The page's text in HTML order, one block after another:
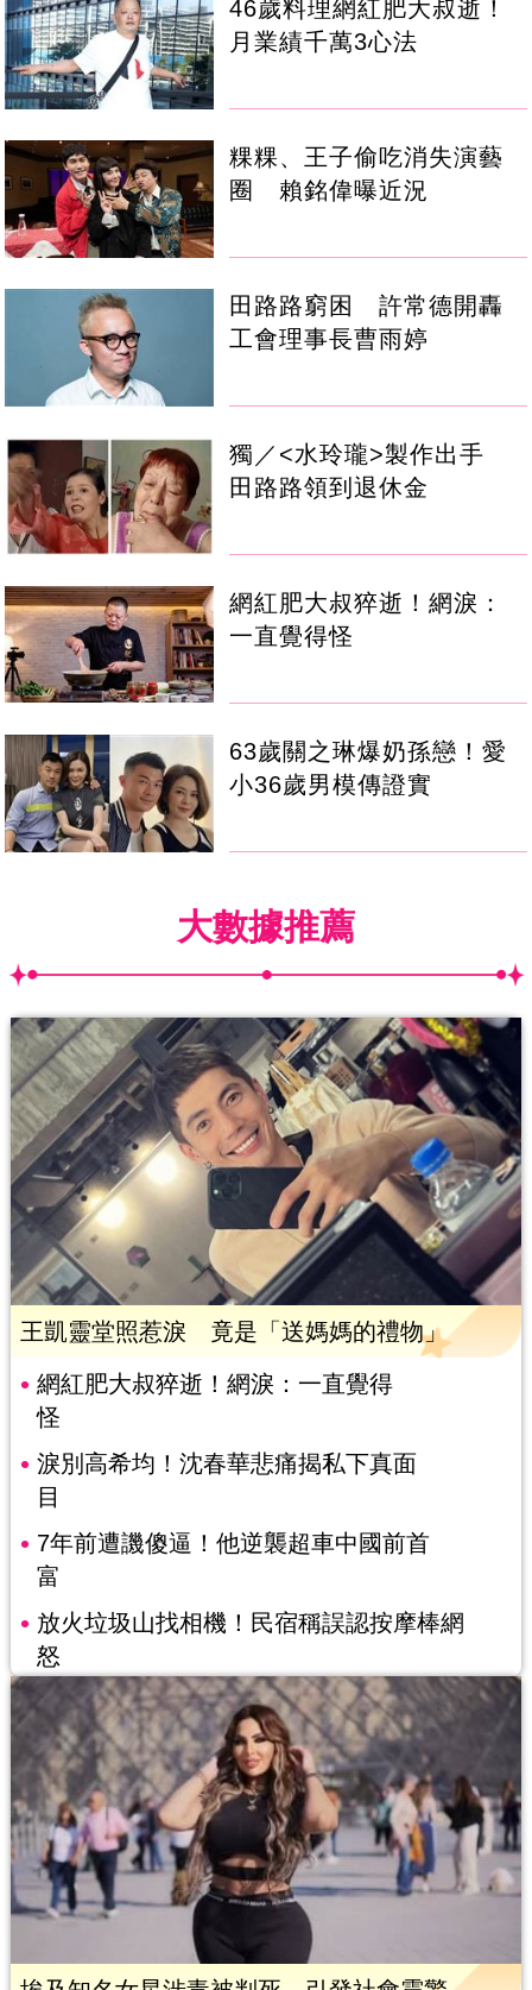
46歲料理網紅肥大叔逝！
月業績千萬3心法
粿粿、王子偷吃消失演藝
圈 賴銘偉曝近況
田路路窮困 許常德開轟
工會理事長曹雨婷
獨／<水玲瓏>製作出手
田路路領到退休金
網紅肥大叔猝逝！網淚：
一直覺得怪
63歲關之琳爆奶孫戀！愛
小36歲男模傳證實
大數據推薦
王凱靈堂照惹淚 竟是「送媽媽的禮物」
網紅肥大叔猝逝！網淚：一直覺得
怪
淚別高希均！沈春華悲痛揭私下真面
目
7年前遭譏傻逼！他逆襲超車中國前首
富
放火垃圾山找相機！民宿稱誤認按摩棒網
怒